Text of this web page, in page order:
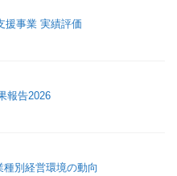
援事業 実績評価
報告2026
別経営環境の動向